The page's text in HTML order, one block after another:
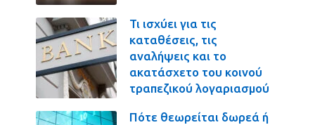
Τι ισχύει για τις
καταθέσεις, τις
αναλήψεις και το
ακατάσχετο του κοινού
τραπεζικού λογαριασμού
Πότε θεωρείται δωρεά ή